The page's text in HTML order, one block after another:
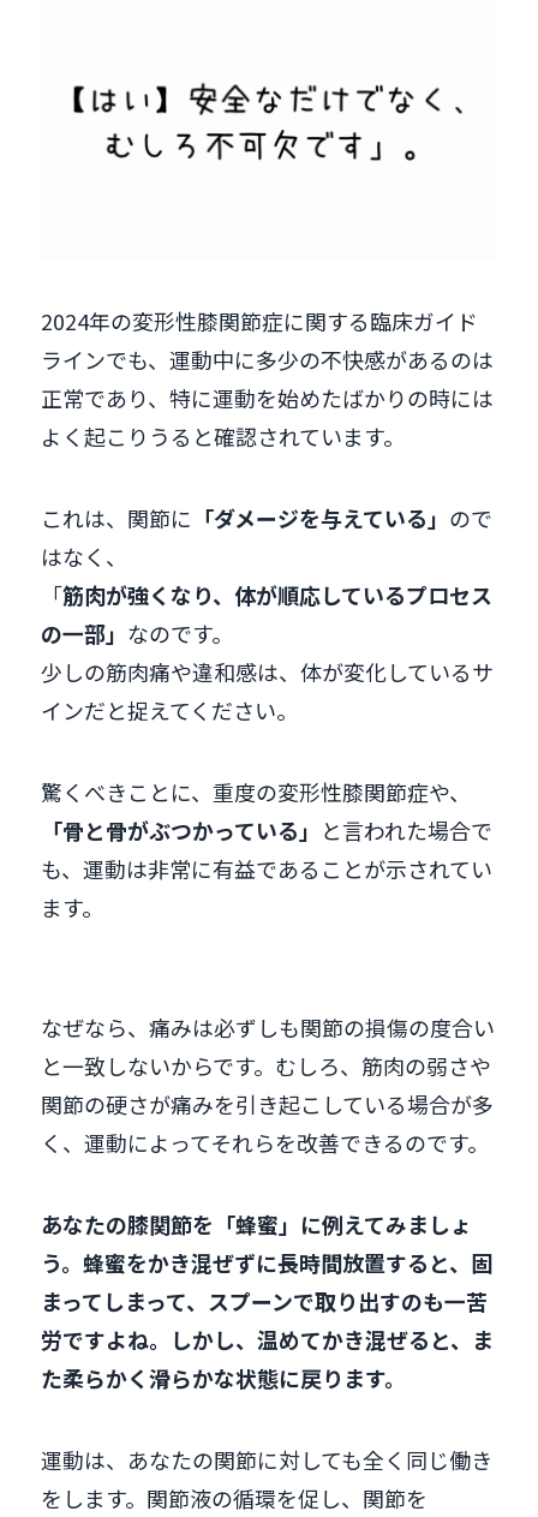
2024年の変形性膝関節症に関する臨床ガイド
ラインでも、運動中に多少の不快感があるのは
正常であり、特に運動を始めたばかりの時には
よく起こりうると確認されています。
これは、関節に 「ダメージを与えている」 ので
はなく、
「筋肉が強くなり、体が順応しているプロセス
の一部」 なのです。
少しの筋肉痛や違和感は、体が変化しているサ
インだと捉えてください。
驚くべきことに、重度の変形性膝関節症や、
「骨と骨がぶつかっている」 と言われた場合で
も、運動は非常に有益であることが示されてい
ます。
なぜなら、痛みは必ずしも関節の損傷の度合い
と一致しないからです。むしろ、筋肉の弱さや
関節の硬さが痛みを引き起こしている場合が多
く、運動によってそれらを改善できるのです。
あなたの膝関節を「蜂蜜」に例えてみましょ
う。蜂蜜をかき混ぜずに長時間放置すると、固
まってしまって、スプーンで取り出すのも一苦
労ですよね。しかし、温めてかき混ぜると、ま
た柔らかく滑らかな状態に戻ります。
運動は、あなたの関節に対しても全く同じ働き
をします。関節液の循環を促し、関節を